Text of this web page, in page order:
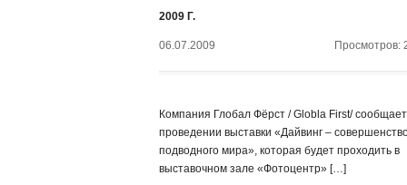
2009 Г.
06.07.2009 Просмотров:
Компания Глобал Фёрст / Globla First/
проведении выставки «Дайвинг –
подводного мира», которая будет проходить в
выставочном зале «Фотоцентр» […]